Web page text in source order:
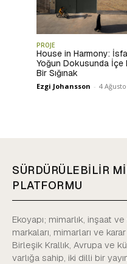
PROJE
House in Harmony:
Yoğun Dokusunda İçe
Bir Sığınak
Ezgi Johansson - 4
SÜRDÜRÜLEBİLİR
PLATFORMU
Ekoyapı; mimarlık, inşaat
markaları, mimarları ve
Birleşik Krallık, Avrupa ve
varlığa sahip, iki dilli bir